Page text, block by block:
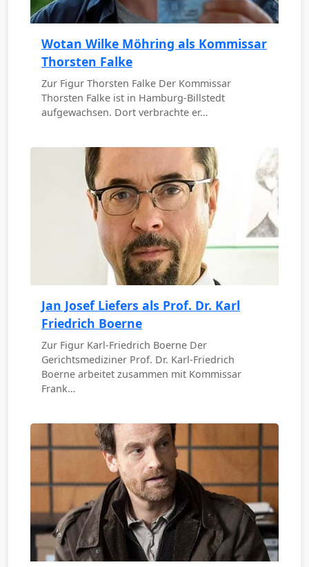
Wotan Wilke Möhring als Kommissar
Thorsten Falke
Zur Figur Thorsten Falke Der Kommissar
Thorsten Falke ist in Hamburg-Billstedt
aufgewachsen. Dort verbrachte er…
Jan Josef Liefers als Prof. Dr. Karl
Friedrich Boerne
Zur Figur Karl-Friedrich Boerne Der
Gerichtsmediziner Prof. Dr. Karl-Friedrich
Boerne arbeitet zusammen mit Kommissar
Frank…